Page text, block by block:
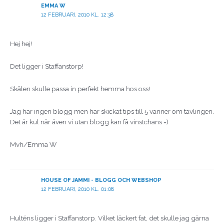
EMMA W
12 FEBRUARI, 2010 KL. 12:38
Hej hej!
Det ligger i Staffanstorp!
Skålen skulle passa in perfekt hemma hos oss!
Jag har ingen blogg men har skickat tips till 5 vänner om tävlingen.
Det är kul när även vi utan blogg kan få vinstchans =)
Mvh/Emma W
HOUSE OF JAMMI - BLOGG OCH WEBSHOP
12 FEBRUARI, 2010 KL. 01:08
Hulténs ligger i Staffanstorp. Vilket läckert fat, det skulle jag gärna